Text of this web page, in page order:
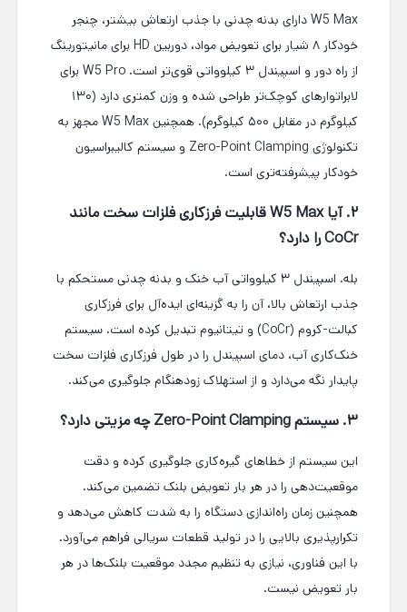
W5 Max دارای بدنه چدنی با جذب ارتعاش بیشتر، چنجر
خودکار ۸ شیار برای تعویض مواد، دوربین HD برای مانیتورینگ
از راه دور و اسپیندل ۳ کیلوواتی قوی‌تر است. W5 Pro برای
لابراتوارهای کوچک‌تر طراحی شده و وزن کمتری دارد (۱۳۰
کیلوگرم در مقابل ۵۰۰ کیلوگرم). همچنین W5 Max مجهز به
تکنولوژی Zero-Point Clamping و سیستم کالیبراسیون
خودکار پیشرفته‌تری است.
۲. آیا W5 Max قابلیت فرزکاری فلزات سخت مانند
CoCr را دارد؟
بله. اسپیندل ۳ کیلوواتی آب خنک و بدنه چدنی مستحکم با
جذب ارتعاش بالا، آن را به گزینه‌ای ایده‌آل برای فرزکاری
کبالت-کروم (CoCr) و تیتانیوم تبدیل کرده است. سیستم
خنک‌کاری آب، دمای اسپیندل را در طول فرزکاری فلزات سخت
پایدار نگه می‌دارد و از استهلاک زودهنگام جلوگیری می‌کند.
۳. سیستم Zero-Point Clamping چه مزیتی دارد؟
این سیستم از خطاهای گیره‌کاری جلوگیری کرده و دقت
موقعیت‌دهی را در هر بار تعویض بلنک تضمین می‌کند.
همچنین زمان راه‌اندازی دستگاه را به شدت کاهش می‌دهد و
تکرارپذیری بالایی را در تولید قطعات سریالی فراهم می‌آورد.
با این فناوری، نیازی به تنظیم مجدد موقعیت بلنک‌ها در هر
بار تعویض نیست.